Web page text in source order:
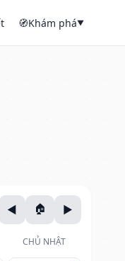
🧭Khám phá▼
CHỦ NHẬT